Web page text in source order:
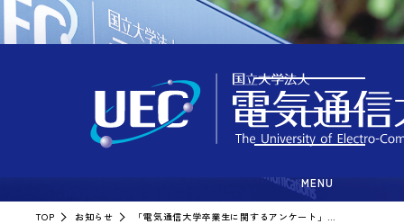
MENU
お知らせ
TOP お知らせ